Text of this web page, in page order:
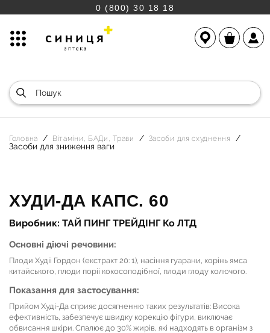
0 (800) 30 18 18
Головна Вітаміни, БАДи, Трави Засоби для схуднення
Засоби для зниження ваги
ХУДИ-ДА КАПС. 60
Виробник: ТАЙ ПИНГ ТРЕЙДІНГ Ко ЛТД
Основні діючі речовини:
Плоди Худіі Гордон (екстракт 20: 1), насіння гуарани, корінь ямса
китайського, плоди поріі кокосоподібної, плоди глоду колючого.
Показання для застосування:
Прийом Худі-Да сприяє досягненню таких результатів: Висока
ефективність, забезпечує швидку корекцію фігури, виключає
обвисання шкіри. Спалює до 30% жирів, які надходять в організм з